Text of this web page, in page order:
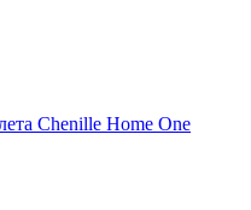
Chenille Home One